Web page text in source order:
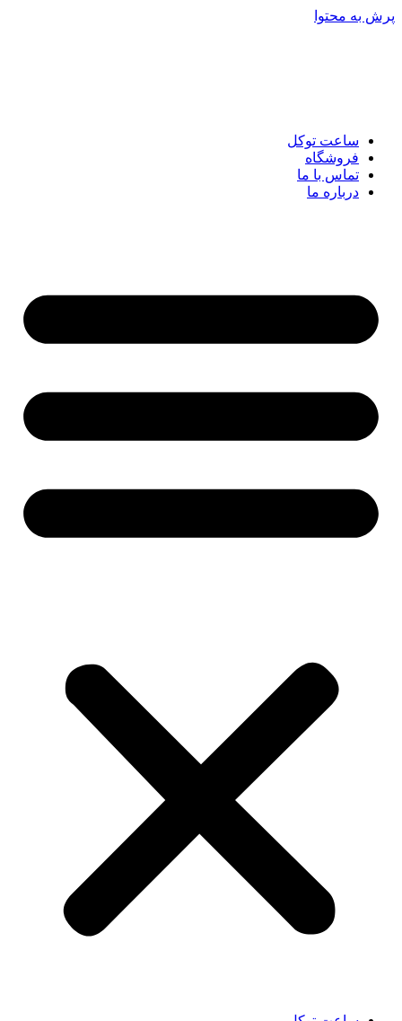
پرش به محتوا
ساعت توکل
فروشگاه
تماس با ما
درباره ما